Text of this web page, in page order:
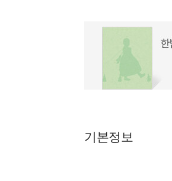
기본정보